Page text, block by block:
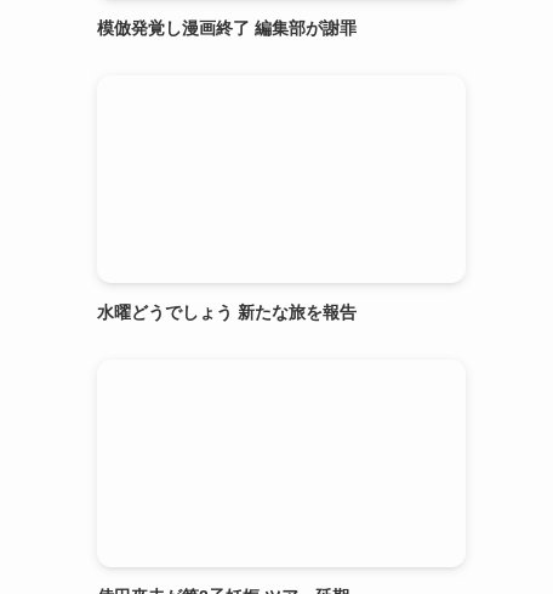
模倣発覚し漫画終了 編集部が謝罪
水曜どうでしょう 新たな旅を報告